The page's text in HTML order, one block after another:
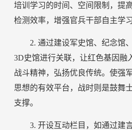
培训学习的时间、空间限制，提
检测效率，增强官兵干部自主学
2. 通过建设军史馆、纪念馆
3D史馆进行关联，让红色基因融
战斗精神，弘扬优良传统。使强
思想的有效平台，战时则是鼓舞
支撑。
3. 开设互动栏目，如通过建